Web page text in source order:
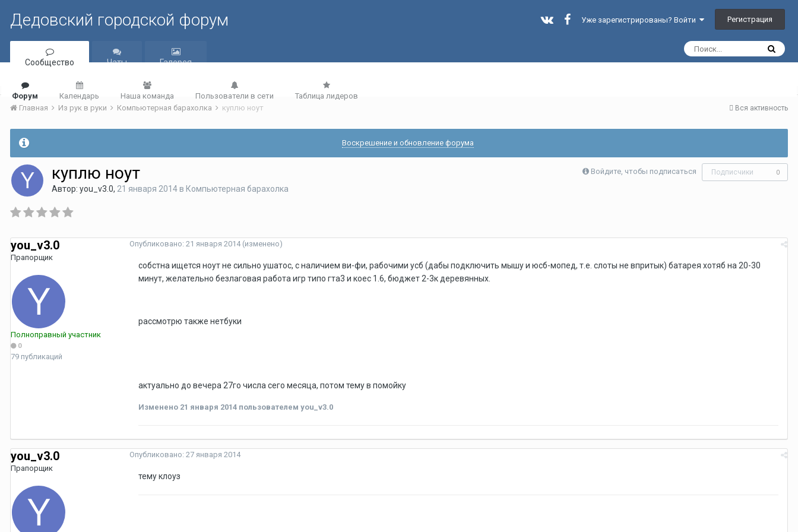
Дедовский городской форум Уже зарегистрированы? Войти Регистрация
Сообщество
Форум Календарь Наша команда Пользователи в сети Таблица лидеров
Чаты Галерея
Вся активность
Главная Из рук в руки Компьютерная барахолка куплю ноут
Воскрешение и обновление форума
Войдите, чтобы подписаться Подписчики 0
куплю ноут
Автор: you_v3.0, 21 января 2014в Компьютерная барахолка
you_v3.0
Прапорщик
Полноправный участник
0
79 публикаций
Опубликовано: 21 января 2014 (изменено)
собстна ищется ноут не сильно ушатос, с наличием ви-фи, рабочими усб (дабы подключить мышу и юсб-мопед, т.е. слоты не впритык) батарея хотяб на 20-30
минут, желательно безлаговая работа игр типо гта3 и коес 1.6, бюджет 2-3к деревянных.
рассмотрю также нетбуки
актуально до вечера 27го числа сего месяца, потом тему в помойку
Изменено 21 января 2014 пользователем you_v3.0
you_v3.0
Прапорщик
Опубликовано: 27 января 2014
тему клоуз